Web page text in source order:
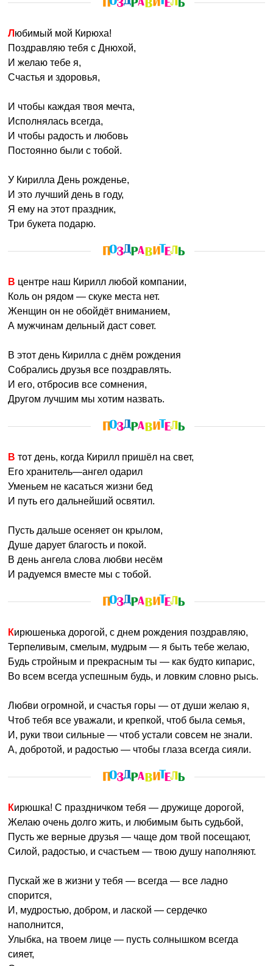
Любимый мой Кирюха!
Поздравляю тебя с Днюхой,
И желаю тебе я,
Счастья и здоровья,
И чтобы каждая твоя мечта,
Исполнялась всегда,
И чтобы радость и любовь
Постоянно были с тобой.
У Кирилла День рожденье,
И это лучший день в году,
Я ему на этот праздник,
Три букета подарю.
В центре наш Кирилл любой компании,
Коль он рядом — скуке места нет.
Женщин он не обойдёт вниманием,
А мужчинам дельный даст совет.
В этот день Кирилла с днём рождения
Собрались друзья все поздравлять.
И его, отбросив все сомнения,
Другом лучшим мы хотим назвать.
В тот день, когда Кирилл пришёл на свет,
Его хранитель—ангел одарил
Уменьем не касаться жизни бед
И путь его дальнейший освятил.
Пусть дальше осеняет он крылом,
Душе дарует благость и покой.
В день ангела слова любви несём
И радуемся вместе мы с тобой.
Кирюшенька дорогой, с днем рождения поздравляю,
Терпеливым, смелым, мудрым — я быть тебе желаю,
Будь стройным и прекрасным ты — как будто кипарис,
Во всем всегда успешным будь, и ловким словно рысь.
Любви огромной, и счастья горы — от души желаю я,
Чтоб тебя все уважали, и крепкой, чтоб была семья,
И, руки твои сильные — чтоб устали совсем не знали.
А, добротой, и радостью — чтобы глаза всегда сияли.
Кирюшка! С праздничком тебя — дружище дорогой,
Желаю очень долго жить, и любимым быть судьбой,
Пусть же верные друзья — чаще дом твой посещают,
Силой, радостью, и счастьем — твою душу наполняют.
Пускай же в жизни у тебя — всегда — все ладно
спорится,
И, мудростью, добром, и лаской — сердечко
наполнится,
Улыбка, на твоем лице — пусть солнышком всегда
сияет,